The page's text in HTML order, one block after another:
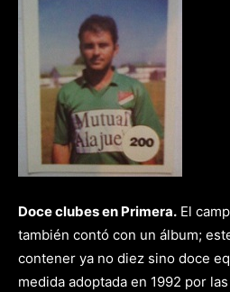
Doce clubes en Primera. El
también contó con un álbum;
contener ya no diez sino doce
medida adoptada en 1992 por